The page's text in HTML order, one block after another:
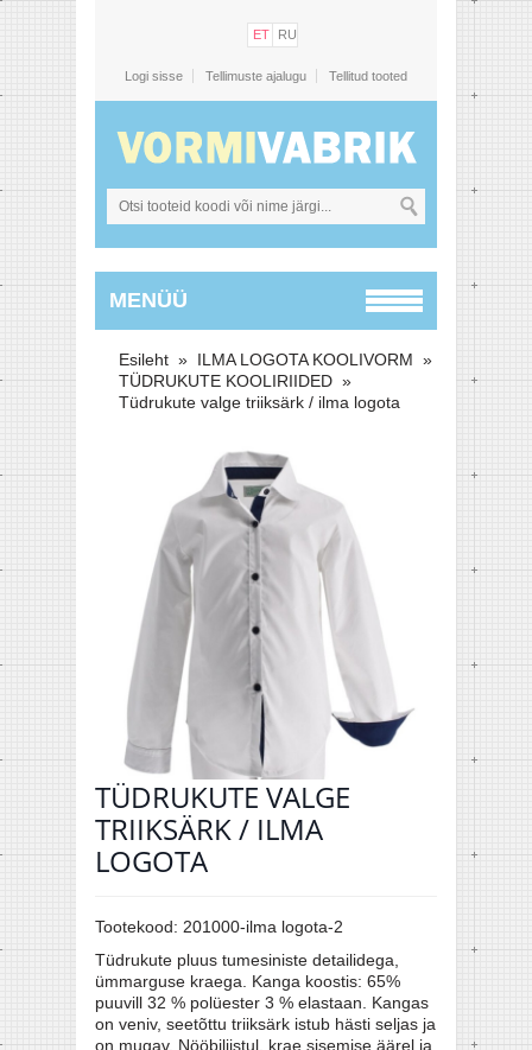
ET RU
Logi sisse Tellimuste ajalugu Tellitud tooted
MENÜÜ
Esileht » ILMA LOGOTA KOOLIVORM »
TÜDRUKUTE KOOLIRIIDED »
Tüdrukute valge triiksärk / ilma logota
TÜDRUKUTE VALGE
TRIIKSÄRK / ILMA
LOGOTA
Tootekood: 201000-ilma logota-2
Tüdrukute pluus tumesiniste detailidega,
ümmarguse kraega. Kanga koostis: 65%
puuvill 32 % polüester 3 % elastaan. Kangas
on veniv, seetõttu triiksärk istub hästi seljas ja
on mugav. Nööbiliistul, krae sisemise äärel ja